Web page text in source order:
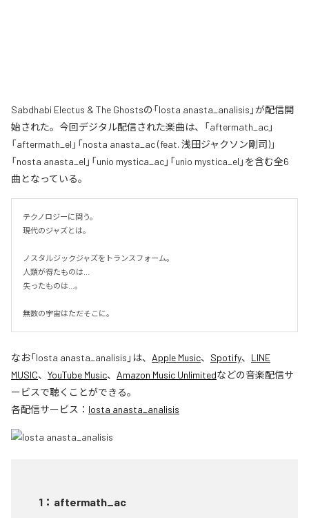
Sabdhabi Electus & The Ghostsの「losta anasta_analisis」が配信開
始された。今回デジタル配信された楽曲は、「aftermath_ac」
「aftermath_el」「nosta anasta_ac (feat. 浅田ジャクソン剛司)」
「nosta anasta_el」「unio mystica_ac」「unio mystica_el」を含む全6
曲となっている。
テクノロジーに問う。
現代のジャズとは。
ノスタルジックジャズをトランスフォーム。
人類が得たものは...
失ったものは...。
無数の宇宙はただそこに。
なお「losta anasta_analisis 」は、 Apple Music、 Spotify、 LINE
MUSIC、 YouTube Music、 Amazon Music Unlimitedなどの音楽配信サ
ービスで聴くことができる。
各配信サービス： losta anasta_analisis
1 ： aftermath_ac